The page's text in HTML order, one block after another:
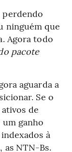
ninguém que
Agora todo
pacote
aguarda a
Se o
de
ganho
à
as NTN-Bs.